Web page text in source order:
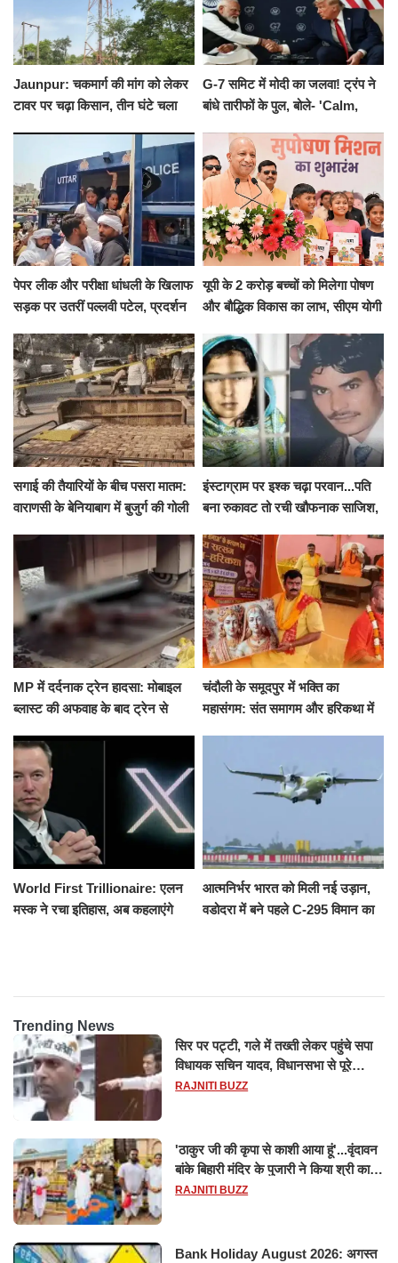
Jaunpur: चकमार्ग की मांग को लेकर
टावर पर चढ़ा किसान, तीन घंटे चला
G-7 समिट में मोदी का जलवा! ट्रंप ने
बांधे तारीफों के पुल, बोले- 'Calm,
पेपर लीक और परीक्षा धांधली के खिलाफ
सड़क पर उतरीं पल्लवी पटेल, प्रदर्शन
यूपी के 2 करोड़ बच्चों को मिलेगा पोषण
और बौद्धिक विकास का लाभ, सीएम योगी
सगाई की तैयारियों के बीच पसरा मातम:
वाराणसी के बेनियाबाग में बुजुर्ग की गोली
इंस्टाग्राम पर इश्क चढ़ा परवान...पति
बना रुकावट तो रची खौफनाक साजिश,
के घाट
MP में दर्दनाक ट्रेन हादसा: मोबाइल
ब्लास्ट की अफवाह के बाद ट्रेन से
रौंदा, 4 की मौत
चंदौली के समूदपुर में भक्ति का
महासंगम: संत समागम और हरिकथा में
World First Trillionaire: एलन
मस्क ने रचा इतिहास, अब कहलाएंगे
आत्मनिर्भर भारत को मिली नई उड़ान,
वडोदरा में बने पहले C-295 विमान का
Trending News
सिर पर पट्टी, गले में तख्ती लेकर पहुंचे सपा
विधायक सचिन यादव, विधानसभा से पूरे
मानसून सत्र के लिए किया गया निलंबित
RAJNITI BUZZ
'ठाकुर जी की कृपा से काशी आया हूं'...वृंदावन
बांके बिहारी मंदिर के पुजारी ने किया श्री काशी
विश्वनाथ का जलाभिषेक
RAJNITI BUZZ
Bank Holiday August 2026: अगस्त